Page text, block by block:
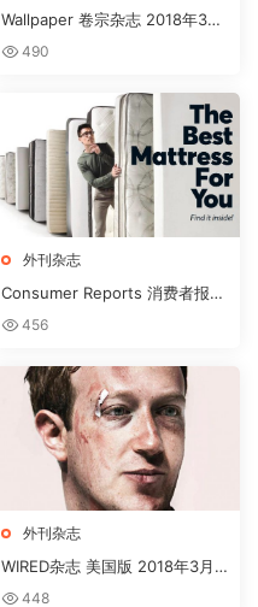
Wallpaper 卷宗杂志 2018年3月
刊 490
外刊杂志
Consumer Reports 消费者报告
杂志 2018年3月刊下载
456
外刊杂志
WIRED杂志 美国版 2018年3月刊
高清英文版订阅下载
448